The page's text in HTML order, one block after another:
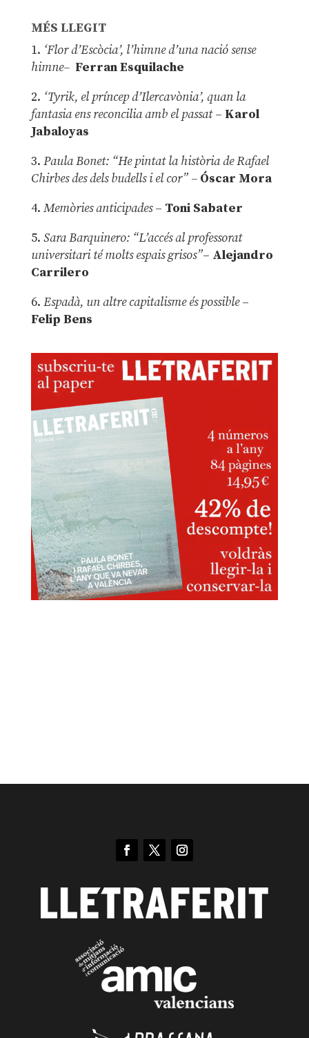
MÉS LLEGIT
1. ‘Flor d’Escòcia’, l’himne d’una nació sense
himne– Ferran Esquilache
2. ‘Tyrik, el príncep d’Ilercavònia’, quan la
fantasia ens reconcilia amb el passat– Karol
Jabaloyas
3. Paula Bonet: “He pintat la història de Rafael
Chirbes des dels budells i el cor” –Óscar Mora
4. Memòries anticipades– Toni Sabater
5. Sara Barquinero: “L’accés al professorat
universitari té molts espais grisos”– Alejandro
Carrilero
6. Espadà, un altre capitalisme és possible –
Felip Bens